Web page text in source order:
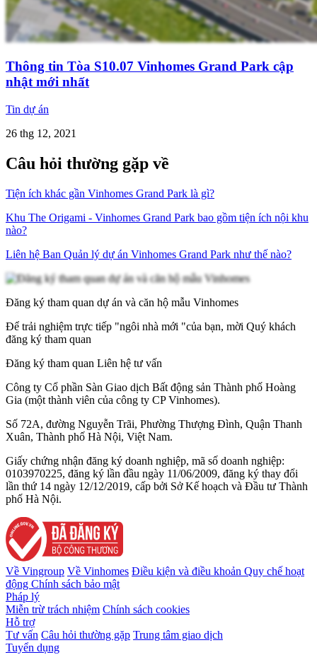
Thông tin Tòa S10.07 Vinhomes Grand Park cập
nhật mới nhất
Tin dự án
26 thg 12, 2021
Câu hỏi thường gặp về
Tiện ích khác gần Vinhomes Grand Park là gì?
Khu The Origami - Vinhomes Grand Park bao gồm tiện ích nội khu
nào?
Liên hệ Ban Quản lý dự án Vinhomes Grand Park như thế nào?
Đăng ký tham quan dự án và căn hộ mẫu Vinhomes
Để trải nghiệm trực tiếp "ngôi nhà mới "của bạn, mời Quý khách
đăng ký tham quan
Đăng ký tham quan Liên hệ tư vấn
Công ty Cổ phần Sàn Giao dịch Bất động sản Thành phố Hoàng
Gia (một thành viên của công ty CP Vinhomes).
Số 72A, đường Nguyễn Trãi, Phường Thượng Đình, Quận Thanh
Xuân, Thành phố Hà Nội, Việt Nam.
Giấy chứng nhận đăng ký doanh nghiệp, mã số doanh nghiệp:
0103970225, đăng ký lần đầu ngày 11/06/2009, đăng ký thay đổi
lần thứ 14 ngày 12/12/2019, cấp bởi Sở Kế hoạch và Đầu tư Thành
phố Hà Nội.
Về Vingroup Về Vinhomes Điều kiện và điều khoản Quy chế hoạt
động Chính sách bảo mật
Pháp lý
Miễn trừ trách nhiệm Chính sách cookies
Hỗ trợ
Tư vấn Câu hỏi thường gặp Trung tâm giao dịch
Tuyển dụng